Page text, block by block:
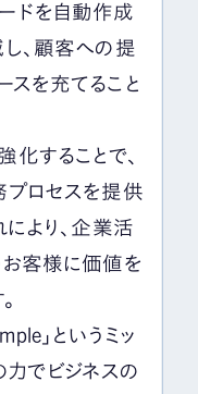
ドを自動作成
、顧客への提
スを充てること
化することで、
プロセスを提供
により、企業活
お客様に価値を
」というミッ
力でビジネスの